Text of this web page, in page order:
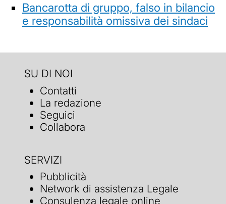
Bancarotta di gruppo, falso in bilancio
e responsabilità omissiva dei sindaci
SU DI NOI
Contatti
La redazione
Seguici
Collabora
SERVIZI
Pubblicità
Network di assistenza Legale
Consulenza legale online